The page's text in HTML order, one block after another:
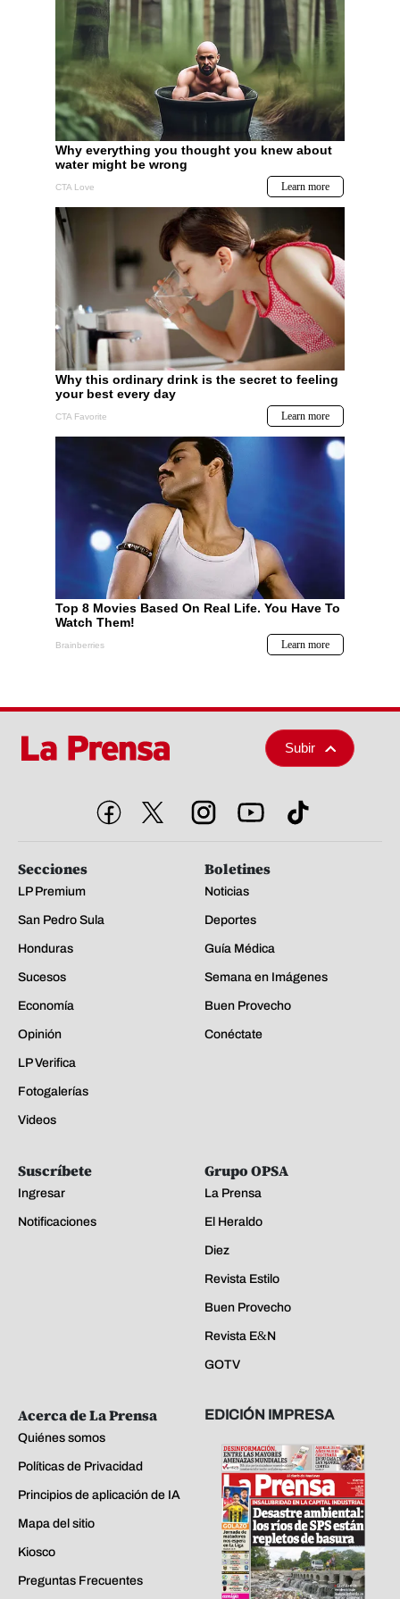
Subir
Secciones
LP Premium
San Pedro Sula
Honduras
Sucesos
Economía
Opinión
LP Verifica
Fotogalerías
Videos
Boletines
Noticias
Deportes
Guía Médica
Semana en Imágenes
Buen Provecho
Conéctate
Suscríbete
Ingresar
Notificaciones
Grupo OPSA
La Prensa
El Heraldo
Diez
Revista Estilo
Buen Provecho
Revista E&N
GOTV
Acerca de La Prensa
Quiénes somos
Políticas de Privacidad
Principios de aplicación de IA
Mapa del sitio
Kiosco
Preguntas Frecuentes
EDICIÓN IMPRESA